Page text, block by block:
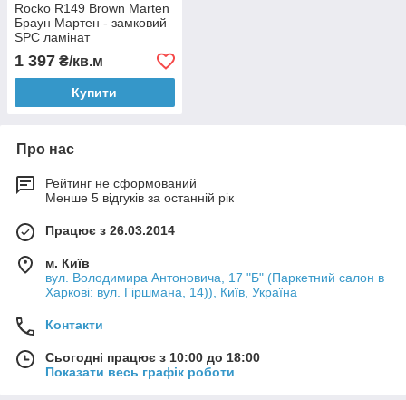
Rocko R149 Brown Marten
Браун Мартен - замковий
SPC ламінат
1 397 ₴/кв.м
Купити
Про нас
Рейтинг не сформований
Менше 5 відгуків за останній рік
Працює з 26.03.2014
м. Київ
вул. Володимира Антоновича, 17 "Б" (Паркетний салон в
Харкові: вул. Гіршмана, 14)), Київ, Україна
Контакти
Сьогодні працює з 10:00 до 18:00
Показати весь графік роботи